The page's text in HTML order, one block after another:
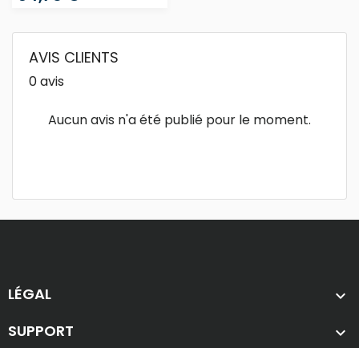
AVIS CLIENTS
0 avis
Aucun avis n'a été publié pour le moment.
LÉGAL 
SUPPORT 